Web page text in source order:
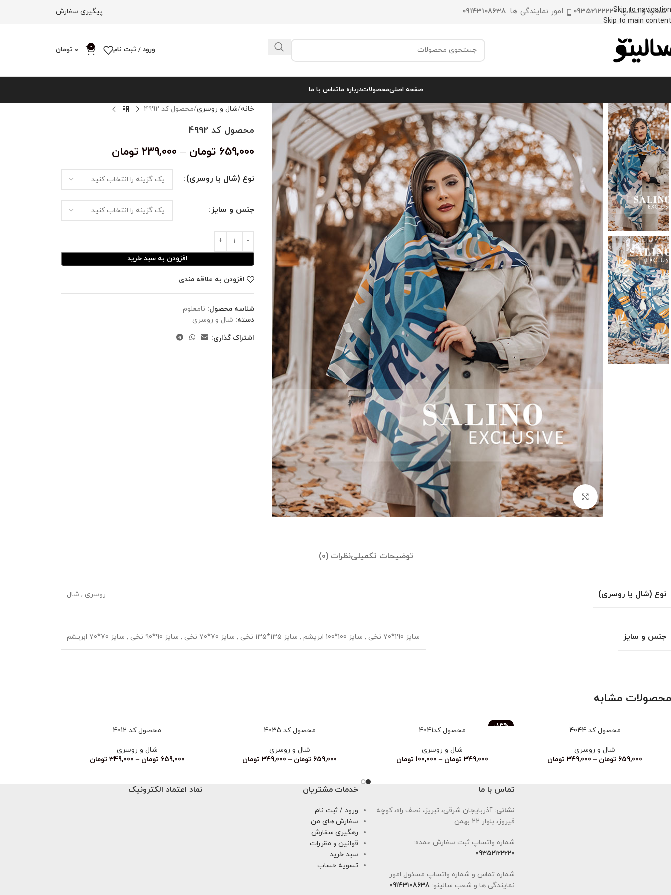
Skip to navigation
Skip to main content
شماره واتساپ:09352122220 امور نمایندگی ها: 09143108638 پیگیری سفارش
ورود / ثبت نام 0
0 تومان
صفحه اصلیمحصولاتدرباره ماتماس با ما
بزرگنمایی تصویر
خانه شال و روسری محصول کد 4992
محصول کد 4992
659,000 تومان –
239,000 تومان
نوع (شال یا روسری)
جنس و سایز
افزودن به سبد خرید
افزودن به علاقه مندی
شناسه محصول: نامعلوم
دسته: شال و روسری
اشتراک گذاری:
توضیحات تکمیلینظرات (0)
نوع (شال یا روسری) روسری , شال
جنس و سایز سایز 190*70 نخی , سایز 100*100 ابریشم , سایز 135*135 نخی , سایز 70*70 نخی , سایز 90*90 نخی , سایز 70*70 ابریشم
محصولات مشابه
محصول کد 4044
شال و روسری
659,000 تومان –
349,000 تومان
-83%
محصول کد4041
شال و روسری
349,000 تومان –
100,000 تومان
محصول کد 4035
شال و روسری
659,000 تومان –
349,000 تومان
محصول کد 4012
شال و روسری
659,000 تومان –
349,000 تومان
تماس با ما
نشانی: آذربایجان شرقی، تبریز، نصف راه، کوچه
فیروز، بلوار 22 بهمن
شماره واتساپ ثبت سفارش عمده:
09352122220
شماره تماس و شماره واتساپ مسئول امور
نمایندگی ها و شعب سالینو: 09143108638
خدمات مشتریان
ورود / ثبت نام
سفارش های من
رهگیری سفارش
قوانین و مقررات
سبد خرید
تسویه حساب
نماد اعتماد الکترونیک